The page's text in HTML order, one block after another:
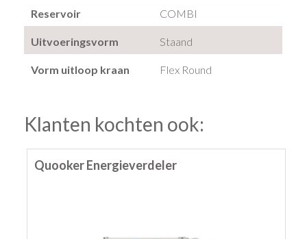
Reservoir COMBI
Uitvoeringsvorm Staand
Vorm uitloop kraan Flex Round
Klanten kochten ook:
Quooker Energieverdeler